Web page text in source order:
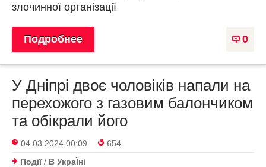
злочинної організації
0
Подробнее
У Дніпрі двоє чоловіків напали на
перехожого з газовим балончиком
та обікрали його
04.03.2024 00:09
654
Події/ В УкраЇнi